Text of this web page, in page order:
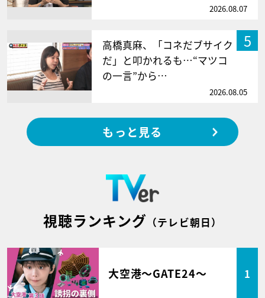
2026.08.07
5
高橋真麻、「コネだブサイク
だ」と叩かれるも…“マツコ
の一言”から…
2026.08.05
もっと見る
視聴ランキング （テレビ朝日）
大空港～GATE24～ 1